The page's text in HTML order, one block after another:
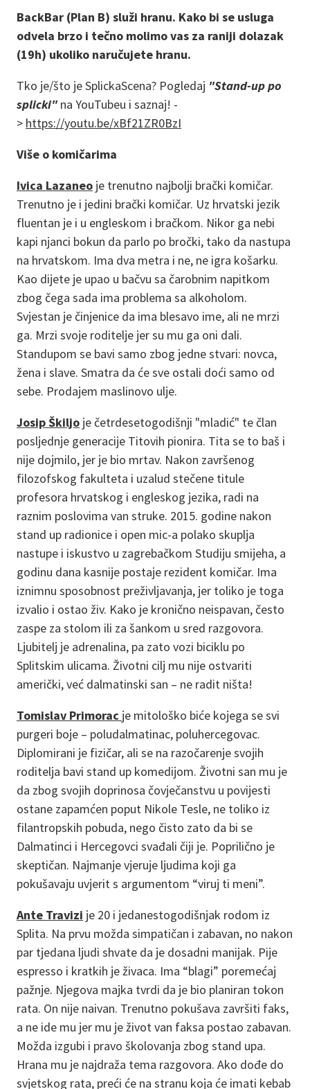
BackBar (Plan B) služi hranu. Kako bi se usluga
odvela brzo i tečno molimo vas za raniji dolazak
(19h) ukoliko naručujete hranu.
Tko je/što je SplickaScena? Pogledaj "Stand-up po
splicki"na YouTubeu i saznaj! -
> https://youtu.be/xBf21ZR0BzI
Više o komičarima
Ivica Lazaneo je trenutno najbolji brački komičar.
Trenutno je i jedini brački komičar. Uz hrvatski jezik
fluentan je i u engleskom i bračkom. Nikor ga nebi
kapi njanci bokun da parlo po bročki, tako da nastupa
na hrvatskom. Ima dva metra i ne, ne igra košarku.
Kao dijete je upao u bačvu sa čarobnim napitkom
zbog čega sada ima problema sa alkoholom.
Svjestan je činjenice da ima blesavo ime, ali ne mrzi
ga. Mrzi svoje roditelje jer su mu ga oni dali.
Standupom se bavi samo zbog jedne stvari: novca,
žena i slave. Smatra da će sve ostali doći samo od
sebe. Prodajem maslinovo ulje.
Josip Škiljo je četrdesetogodišnji "mladić" te član
posljednje generacije Titovih pionira. Tita se to baš i
nije dojmilo, jer je bio mrtav. Nakon završenog
filozofskog fakulteta i uzalud stečene titule
profesora hrvatskog i engleskog jezika, radi na
raznim poslovima van struke. 2015. godine nakon
stand up radionice i open mic-a polako skuplja
nastupe i iskustvo u zagrebačkom Studiju smijeha, a
godinu dana kasnije postaje rezident komičar. Ima
iznimnu sposobnost preživljavanja, jer toliko je toga
izvalio i ostao živ. Kako je kronično neispavan, često
zaspe za stolom ili za šankom u sred razgovora.
Ljubitelj je adrenalina, pa zato vozi biciklu po
Splitskim ulicama. Životni cilj mu nije ostvariti
američki, već dalmatinski san – ne radit ništa!
Tomislav Primorac je mitološko biće kojega se svi
purgeri boje – poludalmatinac, poluhercegovac.
Diplomirani je fizičar, ali se na razočarenje svojih
roditelja bavi stand up komedijom. Životni san mu je
da zbog svojih doprinosa čovječanstvu u povijesti
ostane zapamćen poput Nikole Tesle, ne toliko iz
filantropskih pobuda, nego čisto zato da bi se
Dalmatinci i Hercegovci svađali čiji je. Poprilično je
skeptičan. Najmanje vjeruje ljudima koji ga
pokušavaju uvjerit s argumentom “viruj ti meni”.
Ante Travizi je 20 i jedanestogodišnjak rodom iz
Splita. Na prvu možda simpatičan i zabavan, no nakon
par tjedana ljudi shvate da je dosadni manijak. Pije
espresso i kratkih je živaca. Ima “blagi” poremećaj
pažnje. Njegova majka tvrdi da je bio planiran tokon
rata. On nije naivan. Trenutno pokušava završiti faks,
a ne ide mu jer mu je život van faksa postao zabavan.
Možda izgubi i pravo školovanja zbog stand upa.
Hrana mu je najdraža tema razgovora. Ako dođe do
svjetskog rata, preći će na stranu koja će imati kebab